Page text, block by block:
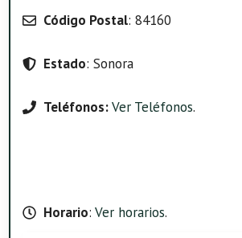
Código Postal: 84160
Estado: Sonora
Teléfonos:Ver Teléfonos.
Horario: Ver horarios.